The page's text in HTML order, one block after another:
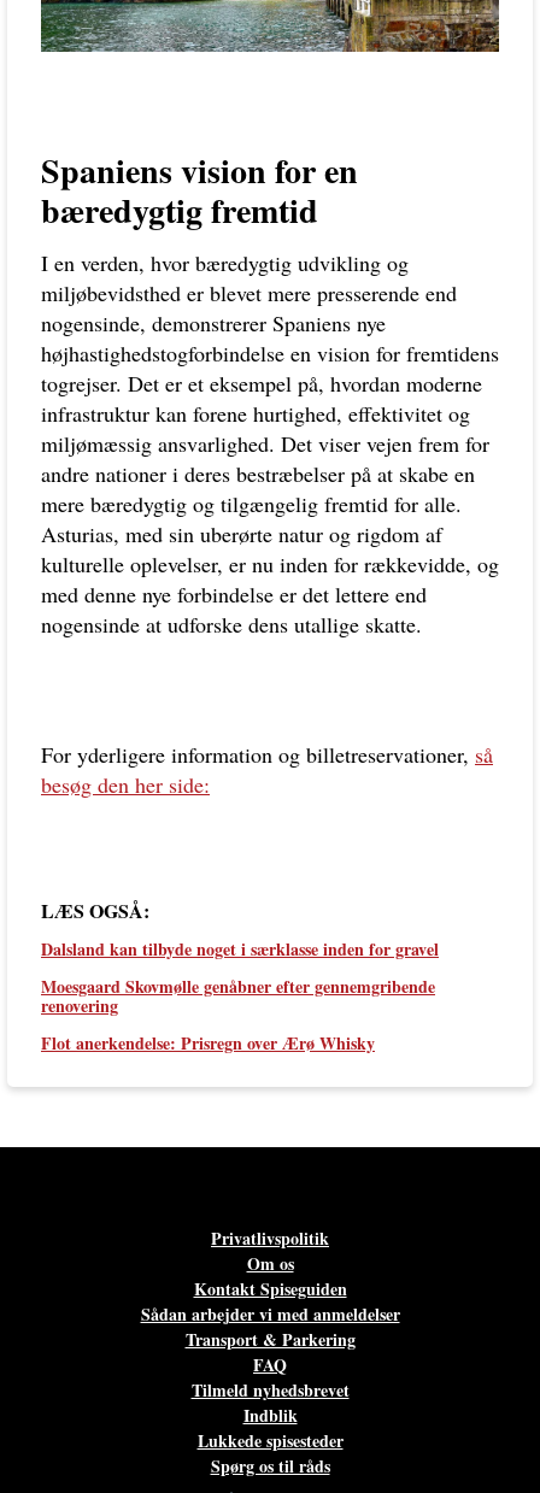
Spaniens vision for en
bæredygtig fremtid
I en verden, hvor bæredygtig udvikling og
miljøbevidsthed er blevet mere presserende end
nogensinde, demonstrerer Spaniens nye
højhastighedstogforbindelse en vision for fremtidens
togrejser. Det er et eksempel på, hvordan moderne
infrastruktur kan forene hurtighed, effektivitet og
miljømæssig ansvarlighed. Det viser vejen frem for
andre nationer i deres bestræbelser på at skabe en
mere bæredygtig og tilgængelig fremtid for alle.
Asturias, med sin uberørte natur og rigdom af
kulturelle oplevelser, er nu inden for rækkevidde, og
med denne nye forbindelse er det lettere end
nogensinde at udforske dens utallige skatte.
For yderligere information og billetreservationer, så
besøg den her side:
LÆS OGSÅ:
Dalsland kan tilbyde noget i særklasse inden for gravel
Moesgaard Skovmølle genåbner efter gennemgribende
renovering
Flot anerkendelse: Prisregn over Ærø Whisky
Privatlivspolitik
Om os
Kontakt Spiseguiden
Sådan arbejder vi med anmeldelser
Transport & Parkering
FAQ
Tilmeld nyhedsbrevet
Indblik
Lukkede spisesteder
Spørg os til råds